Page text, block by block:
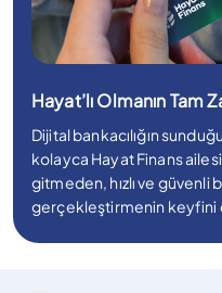
Hayat’lı Olmanın Tam
Dijital bankacılığın
kolayca Hayat Finans
gitmeden, hızlı ve güvenli
gerçekleştirmenin keyfini